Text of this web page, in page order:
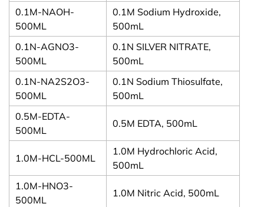
0.1M-NAOH-
500ML
0.1M Sodium Hydroxide,
500mL
0.1N-AGNO3-
500ML
0.1N SILVER NITRATE,
500mL
0.1N-NA2S2O3-
500ML
0.1N Sodium Thiosulfate,
500mL
0.5M-EDTA-
500ML
0.5M EDTA, 500mL
1.0M-HCL-500ML
1.0M Hydrochloric Acid,
500mL
1.0M-HNO3-
500ML
1.0M Nitric Acid, 500mL